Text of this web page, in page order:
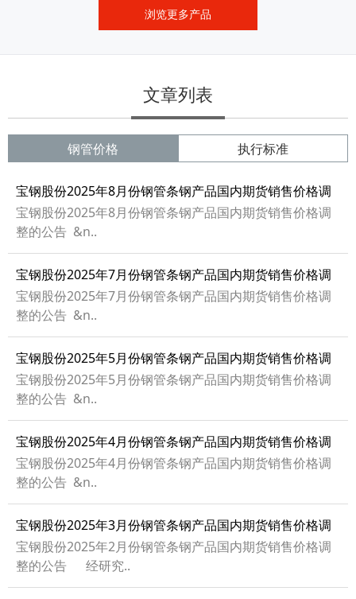
浏览更多产品
文章列表
钢管价格 执行标准
宝钢股份2025年8月份钢管条钢产品国内期货销售价格调
整的公告
宝钢股份2025年8月份钢管条钢产品国内期货销售价格调
整的公告 &n..
宝钢股份2025年7月份钢管条钢产品国内期货销售价格调
整的公告
宝钢股份2025年7月份钢管条钢产品国内期货销售价格调
整的公告 &n..
宝钢股份2025年5月份钢管条钢产品国内期货销售价格调
整的公告
宝钢股份2025年5月份钢管条钢产品国内期货销售价格调
整的公告 &n..
宝钢股份2025年4月份钢管条钢产品国内期货销售价格调
整的公告
宝钢股份2025年4月份钢管条钢产品国内期货销售价格调
整的公告 &n..
宝钢股份2025年3月份钢管条钢产品国内期货销售价格调
整的公告
宝钢股份2025年2月份钢管条钢产品国内期货销售价格调
整的公告 经研究..